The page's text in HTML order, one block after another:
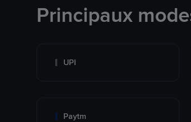
Principaux
UPI
Paytm